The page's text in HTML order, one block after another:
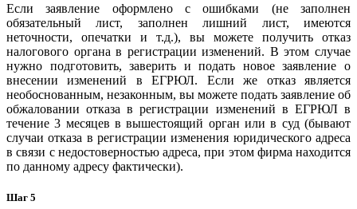
Если заявление оформлено с ошибками (не заполнен
обязательный лист, заполнен лишний лист, имеются
неточности, опечатки и т.д.), вы можете получить отказ
налогового органа в регистрации изменений. В этом случае
нужно подготовить, заверить и подать новое заявление о
внесении изменений в ЕГРЮЛ. Если же отказ является
необоснованным, незаконным, вы можете подать заявление об
обжаловании отказа в регистрации изменений в ЕГРЮЛ в
течение 3 месяцев в вышестоящий орган или в суд (бывают
случаи отказа в регистрации изменения юридического адреса
в связи с недостоверностью адреса, при этом фирма находится
по данному адресу фактически).
Шаг 5